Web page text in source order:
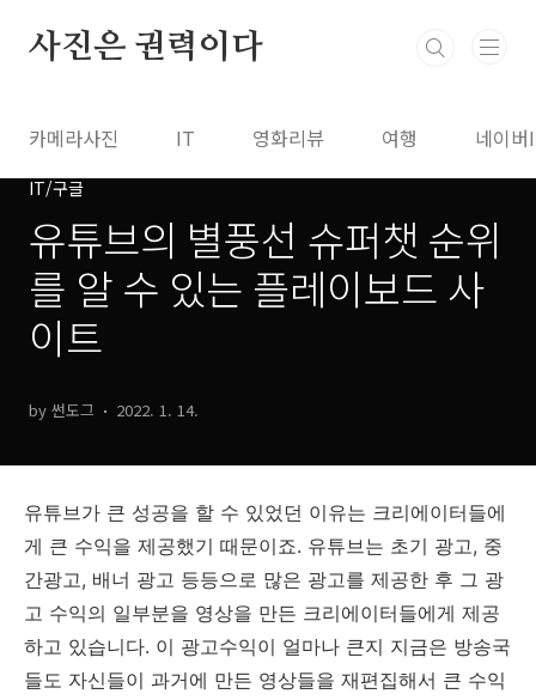
사진은 권력이다
카메라사진 IT 영화리뷰 여행 네이
IT/구글
유튜브의 별풍선 슈퍼챗 순위
를 알 수 있는 플레이보드 사
이트
by 썬도그 2022. 1. 14.
유튜브가 큰 성공을 할 수 있었던 이유는 크리에이터들에
게 큰 수익을 제공했기 때문이죠. 유튜브는 초기 광고, 중
간광고, 배너 광고 등등으로 많은 광고를 제공한 후 그 광
고 수익의 일부분을 영상을 만든 크리에이터들에게 제공
하고 있습니다. 이 광고수익이 얼마나 큰지 지금은 방송국
들도 자신들이 과거에 만든 영상들을 재편집해서 큰 수익